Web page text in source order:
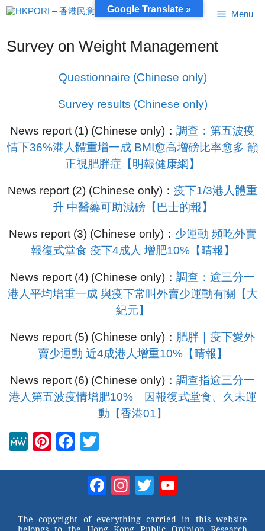
Skip
to
Menu
Survey on Weight Management
Questionnaire (Chinese only)
Survey results (Chinese only)
News report (1) (Chinese only)： 調查：第五波疫
情下36%港人體重增一成 BMI愈高增磅比率愈多 籲
正視肥胖症【明報健康網】
News report (2) (Chinese only)： 疫下1/3港人體重
升 中醫藥可助減磅【巴士的報】
News report (3) (Chinese only)： 少運動 頻吃外賣
報復式堂食 疫下4成人 增肥10%【晴報】
News report (4) (Chinese only)： 調查：逾三分一
港人平均增重一成 與疫下常叫外賣少運動有關【大
紀元】
News report (5) (Chinese only)： 肥胖｜疫下愛外
賣少運動 近4成港人增重10%【晴報】
News report (6) (Chinese only)： 調查指逾三分一
港人第五波疫情增肥10% 因報復式堂食、久未運
動【香港01】
M
Pi
st
F
b
tt
er
Facebook
Instagram
Twitter
The copyright of everything carried in this website
Google Translate »